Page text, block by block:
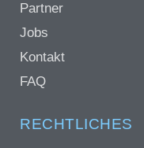
Partner
Jobs
Kontakt
FAQ
RECHTLICHES